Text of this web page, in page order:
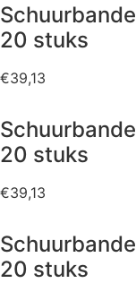
20 stuks
€39,13
20 stuks
€39,13
20 stuks